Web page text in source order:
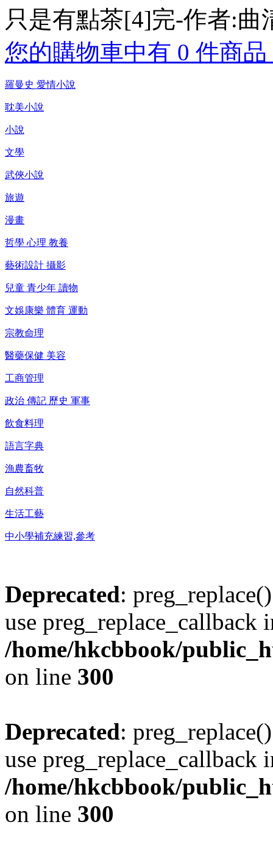
只是有點茶[4]完-作者:曲
您的購物車中有 0 件商
羅曼史 愛情小說
耽美小說
小說
文學
武俠小說
旅遊
漫畫
哲學 心理 教養
藝術設計 攝影
兒童 青少年 讀物
文娛康樂 體育 運動
宗教命理
醫藥保健 美容
工商管理
政治 傳記 歷史 軍事
飲食料理
語言字典
漁農畜牧
自然科普
生活工藝
中小學補充練習,參考
Deprecated:
use preg_replace_callback
/home/hkcbbook/
on line 300
Deprecated:
use preg_replace_callback
/home/hkcbbook/
on line 300